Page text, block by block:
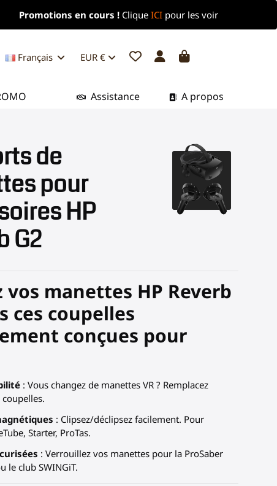
Promotions en cours ! Clique ICI pour les voir
EUR €
Français
A propos
Assistance
de
pour
HP
G2
vos manettes HP Reverb
ces coupelles
conçues pour
: Vous changez de manettes VR ? Remplacez
: Clipsez/déclipsez facilement. Pour
Starter, ProTas.
: Verrouillez vos manettes pour la ProSaber
le club SWINGiT.